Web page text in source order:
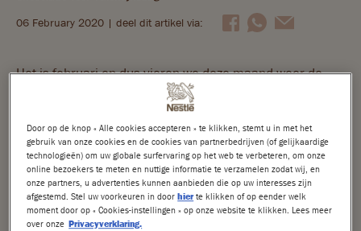
Crunch
After Eight
Caramac
Quality Street
06 February 2020 | deel dit artikel via:
Het is februari en dus vieren we deze maand weer de
dag van de liefde: Valentijnsdag. De 14e februari is in
Nederland officieel de dag waarop je je geliefde
(anoniem) kunt verrassen om te laten weten wat hij of zij
voor je betekent. Het is een dag die Nederland sinds de
jaren negentig viert en die inmiddels erg commercieel is
geworden. Wat heb jij in petto voor jouw geliefde?
Door op de knop « Alle cookies accepteren » te klikken, stemt u in met het
gebruik van onze cookies en de cookies van partnerbedrijven (of gelijkaardige
technologieën) om uw globale surfervaring op het web te verbeteren, om onze
online bezoekers te meten en nuttige informatie te verzamelen zodat wij, en
onze partners, u advertenties kunnen aanbieden die op uw interesses zijn
afgestemd. Stel uw voorkeuren in doorhier te klikken of op eender welk
moment door op « Cookies-instellingen » op onze website te klikken. Lees meer
over onze Privacyverklaring.